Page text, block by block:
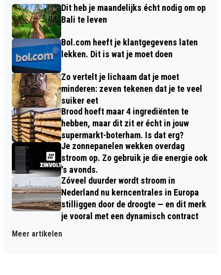
Dit heb je maandelijks écht nodig om op
Bali te leven
Bol.com heeft je klantgegevens laten
lekken. Dit is wat je moet doen
Zo vertelt je lichaam dat je moet
minderen: zeven tekenen dat je te veel
suiker eet
Brood hoeft maar 4 ingrediënten te
hebben, maar dit zit er écht in jouw
supermarkt-boterham. Is dat erg?
Je zonnepanelen wekken overdag
stroom op. Zo gebruik je die energie ook
's avonds.
Zóveel duurder wordt stroom in
Nederland nu kerncentrales in Europa
stilliggen door de droogte — en dit merk
je vooral met een dynamisch contract
Meer artikelen